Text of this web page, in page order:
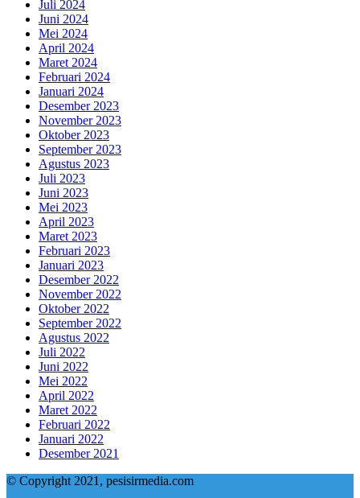
Juli 2024
Juni 2024
Mei 2024
April 2024
Maret 2024
Februari 2024
Januari 2024
Desember 2023
November 2023
Oktober 2023
September 2023
Agustus 2023
Juli 2023
Juni 2023
Mei 2023
April 2023
Maret 2023
Februari 2023
Januari 2023
Desember 2022
November 2022
Oktober 2022
September 2022
Agustus 2022
Juli 2022
Juni 2022
Mei 2022
April 2022
Maret 2022
Februari 2022
Januari 2022
Desember 2021
© Copyright 2021, pesisirmedia.com